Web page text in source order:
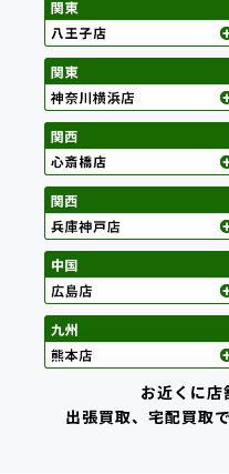
お近くに店
出張買取、宅配買取